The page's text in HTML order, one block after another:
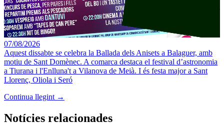
07/08/2026
Aquest dissabte se celebra la Ballada dels Anisets a Balaguer, amb
motiu de Sant Domènec. A comarca destaca el festival d’astronomia
a Tiurana i l'Enlluna't a Vilanova de Meià. I és festa major a Sant
Llorenç, Oliola i Seró
Continua llegint →
Notícies relacionades